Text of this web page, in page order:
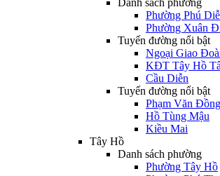
Danh sách phường
Phường Phú
Phường Xuân
Tuyến đường nổi bật
Ngoại Giao
KĐT Tây Hồ
Cầu Diễn
Tuyến đường nổi bật
Phạm Văn Đồng
Hồ Tùng Mậu
Kiều Mai
Tây Hồ
Danh sách phường
Phường Tây Hồ